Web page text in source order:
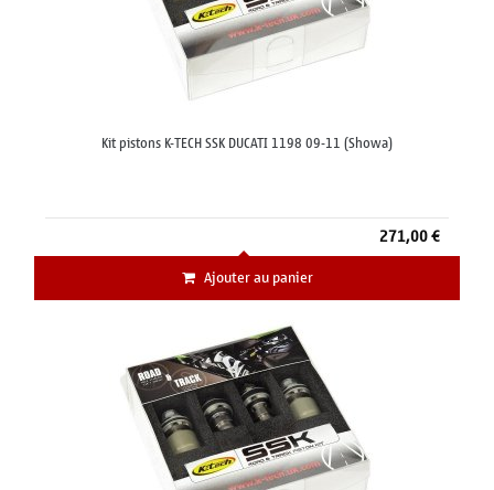
Kit pistons K-TECH SSK DUCATI 1198 09-11 (Showa)
271,00 €
Ajouter au panier